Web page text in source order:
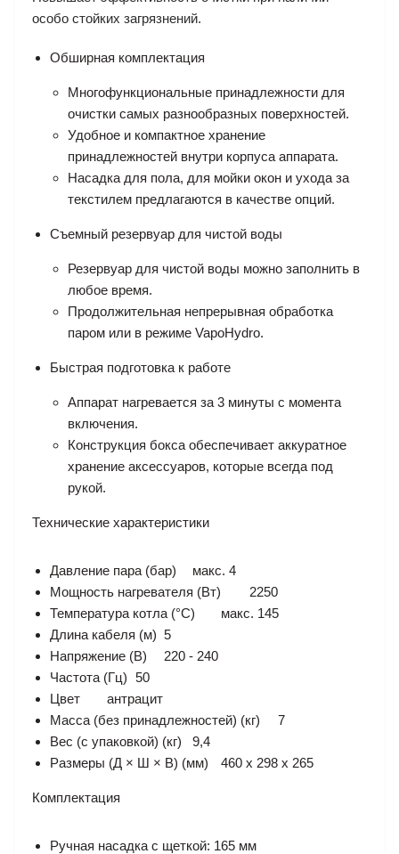
особо стойких загрязнений.
Обширная комплектация
Многофункциональные принадлежности для
очистки самых разнообразных поверхностей.
Удобное и компактное хранение
принадлежностей внутри корпуса аппарата.
Насадка для пола, для мойки окон и ухода за
текстилем предлагаются в качестве опций.
Съемный резервуар для чистой воды
Резервуар для чистой воды можно заполнить в
любое время.
Продолжительная непрерывная обработка
паром или в режиме VapoHydro.
Быстрая подготовка к работе
Аппарат нагревается за 3 минуты с момента
включения.
Конструкция бокса обеспечивает аккуратное
хранение аксессуаров, которые всегда под
рукой.
Технические характеристики
Давление пара (бар)
макс. 4
Мощность нагревателя (Вт)
2250
Температура котла (°C)
макс. 145
Длина кабеля (м) 5
Напряжение (В)
220 - 240
Частота (Гц) 50
Цвет
антрацит
Масса (без принадлежностей) (кг)
7
Вес (с упаковкой) (кг)
9,4
Размеры (Д × Ш × В) (мм)
460 x 298 x 265
Комплектация
Ручная насадка с щеткой: 165 мм